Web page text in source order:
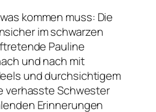
kommen muss: Die
im schwarzen
Pauline
und nach mit
und durchsichtigem
verhasste Schwester
Erinnerungen